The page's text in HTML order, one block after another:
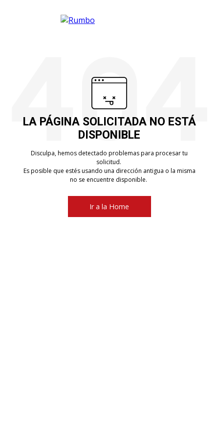
LA PÁGINA SOLICITADA NO ESTÁ
DISPONIBLE
Disculpa, hemos detectado problemas para procesar tu
solicitud.
Es posible que estés usando una dirección antigua o la misma
no se encuentre disponible.
Ir a la Home